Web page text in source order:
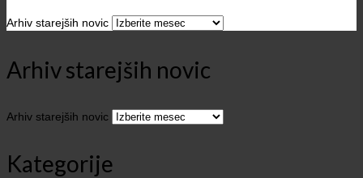
Arhiv starejših novic
Arhiv starejših novic
Arhiv starejših novic
Kategorije